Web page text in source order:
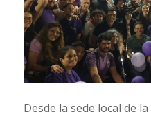
Desde la sede local de